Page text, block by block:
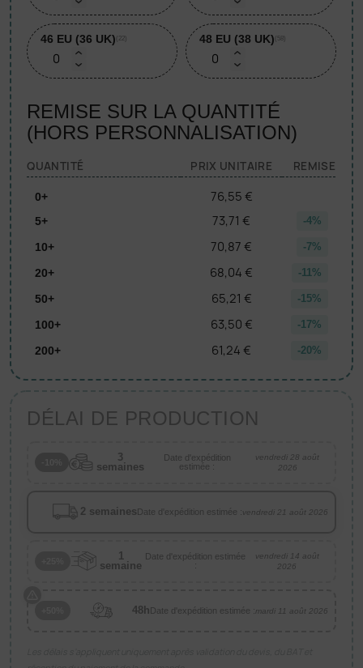
46 EU (36 UK) (22) 48 EU (38 UK) (58)
REMISE SUR LA QUANTITÉ
(HORS PERSONNALISATION)
QUANTITÉ PRIX UNITAIRE REMISE
0+ 76,55 €
5+ 73,71 € -4%
10+ 70,87 € -7%
20+ 68,04 € -11%
50+ 65,21 € -15%
100+ 63,50 € -17%
200+ 61,24 € -20%
DÉLAI DE PRODUCTION
3
semaines
Date d'expédition
estimée :
vendredi 28 août
2026
2 semainesDate d'expédition estimée :vendredi 21 août 2026
1
semaine
Date d'expédition estimée
:
vendredi 14 août
2026
48hDate d'expédition estimée :mardi 11 août 2026